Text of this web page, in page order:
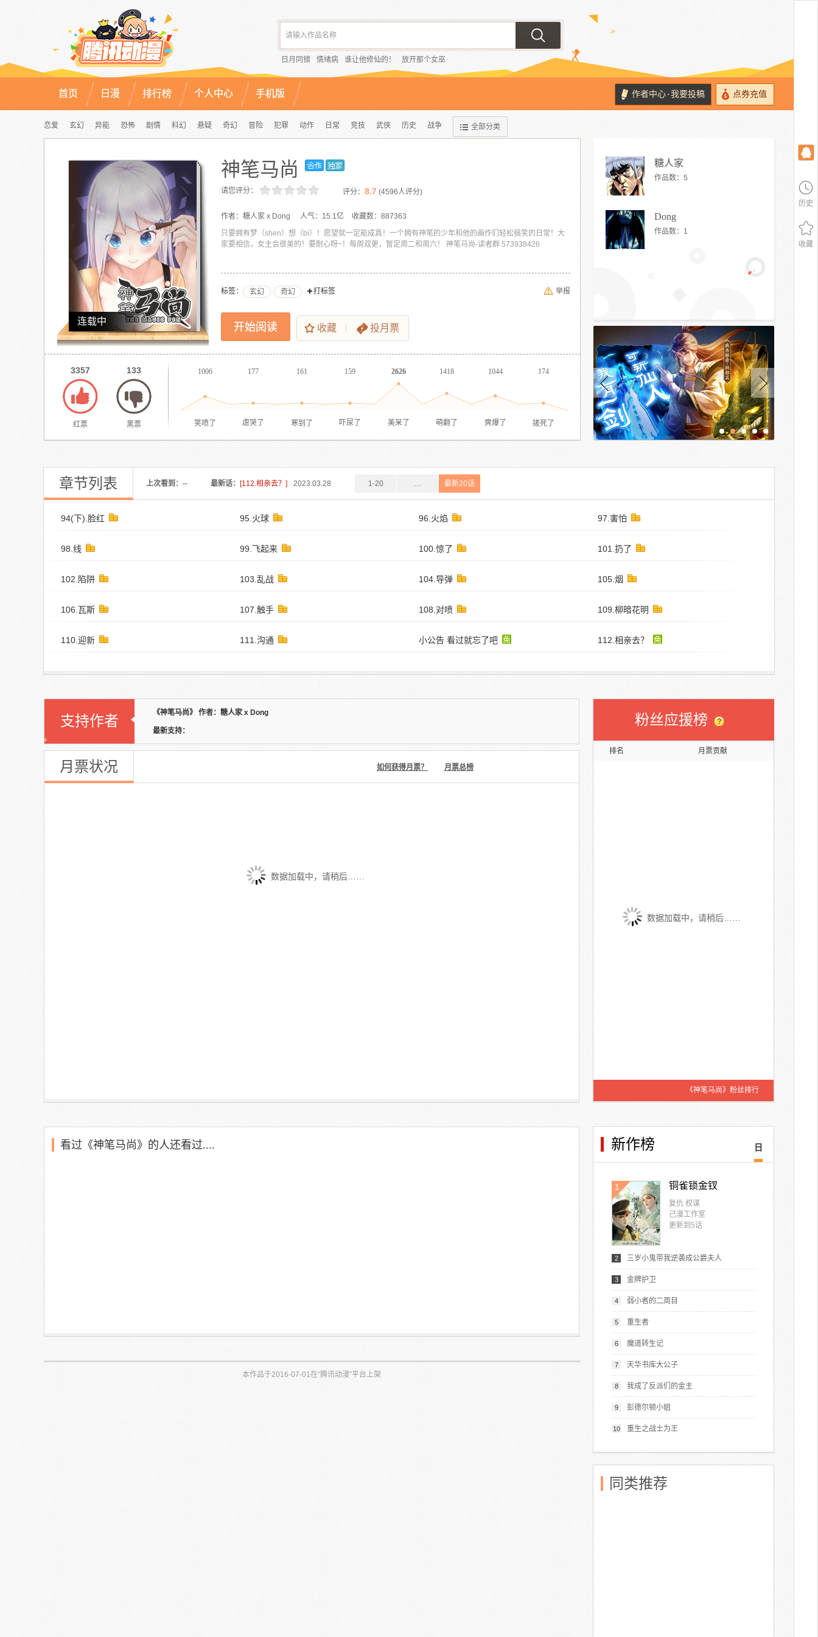
请输入作品名称
日月同错 情绪病 谁让他修仙的！ 放开那个女巫
首页 日漫 排行榜 个人中心 手机版 作者中心 · 我要投稿 点券充值
恋爱 玄幻 异能 恐怖 剧情 科幻 悬疑 奇幻 冒险 犯罪 动作 日常 竞技 武侠 历史 战争 全部分类
连载中
神笔马尚
请您评分： 评分： 8.7 (4596人评分)
作者： 糖人家 x Dong 人气： 15.1亿 收藏数： 887363
只要拥有梦（shen）想（bi）！愿望就一定能成真！一个拥有神笔的少年和他的画作们轻松搞笑的日常！大
家要相信，女主会很美的！要耐心呀~！每周双更，暂定周二和周六！ 神笔马尚-读者群 573938426
标签： 玄幻 奇幻 打标签
开始阅读 收藏 投月票
举报
3357
红票
133
黑票 搓死了
爽爆了
萌翻了
美呆了
吓尿了
寒到了
虐哭了
笑喷了
1006 177 161 159 2626 1418 1044 174
糖人家
作品数： 5
Dong
作品数： 1
章节列表 上次看到： -- 最新话： [112.相亲去？] 2023.03.28 1-20 … 最新20话
94(下).脸红 95.火球 96.火焰 97.害怕
98.线 99.飞起来 100.惊了 101.扔了
102.陷阱 103.乱战 104.导弹 105.烟
106.瓦斯 107.触手 108.对喷 109.柳暗花明
110.迎新 111.沟通 小公告 看过就忘了吧 112.相亲去？
支持作者
《神笔马尚》 作者：糖人家 x Dong
最新支持：
月票状况
数据加载中，请稍后……
如何获得月票？ 月票总榜
看过《神笔马尚》的人还看过....
本作品于2016-07-01在“腾讯动漫”平台上架
粉丝应援榜
排名 月票贡献
数据加载中，请稍后……
《神笔马尚》粉丝排行
新作榜 日
1 铜雀锁金钗
复仇 权谋
己漫工作室
更新到 5话
2 三岁小鬼带我逆袭成公爵夫人
3 金牌护卫
4 弱小者的二周目
5 重生者
6 魔道转生记
7 天华书库大公子
8 我成了反派们的金主
9 彭德尔顿小姐
10 重生之战士为王
同类推荐
历史
收藏